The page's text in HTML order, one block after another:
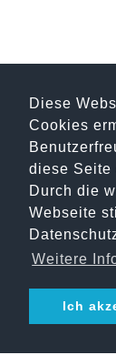
Diese
Cookies
diese Seite
Durch die
Webseite
Weitere
Ich
Aus
© 2026
durch